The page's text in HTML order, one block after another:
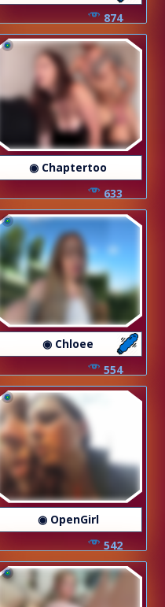
874
◉ Chaptertoo
633
◉ Chloee
554
◉ OpenGirl
542